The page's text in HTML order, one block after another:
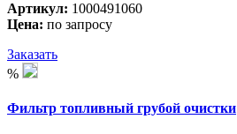
Артикул: 1000491060
Цена: по запросу
Заказать
%
Фильтр топливный грубой очистки